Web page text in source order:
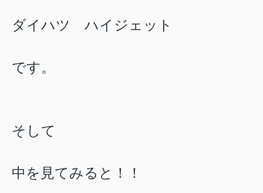
ダイハツ ハイジェット
です。
そして
中を見てみると！！